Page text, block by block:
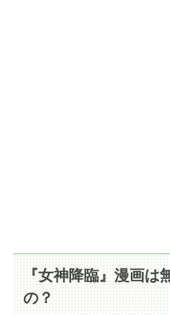
『女神降臨』漫画は
の？